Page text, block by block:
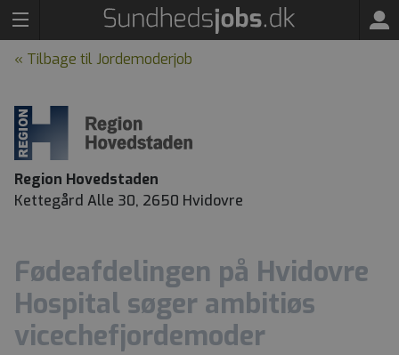
« Tilbage til Jordemoderjob
Region Hovedstaden
Kettegård Alle 30, 2650 Hvidovre
Fødeafdelingen på Hvidovre
Hospital søger ambitiøs
vicechefjordemoder